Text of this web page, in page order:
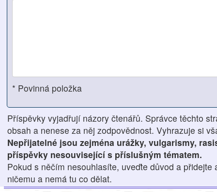
* Povinná položka
Příspěvky vyjadřují názory čtenářů. Správce těchto
obsah a nenese za něj zodpovědnost. Vyhrazuje si
Nepřijatelné jsou zejména urážky, vulgarismy,
příspěvky nesouvisející s příslušným tématem.
Pokud s něčím nesouhlasíte, uveďte důvod a přidejte
ničemu a nemá tu co dělat.